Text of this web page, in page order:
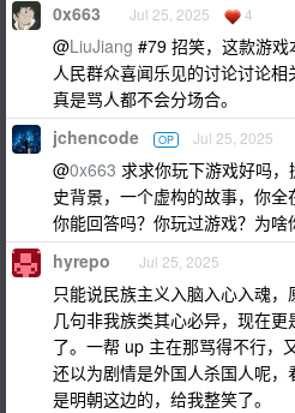
0x663 Jul 25, 2025 4
@LiuJiang #79 招笑，这款游戏
人民群众喜闻乐见的讨论讨论相
真是骂人都不会分场合。
jchencode OP Jul 25, 2025
@0x663 求求你玩下游戏好吗
史背景，一个虚构的故事，你全
你能回答吗？你玩过游戏？为啥
hyrepo Jul 25, 2025
只能说民族主义入脑入心入魂
几句非我族类其心必异，现在
了。一帮 up 主在那骂得不行，
还以为剧情是外国人杀国人呢
是明朝这边的，给我整笑了。